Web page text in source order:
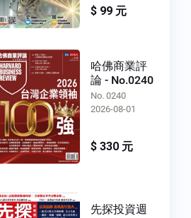
$ 99 元
哈佛商業評
論 - No.0240
No. 0240
2026-08-01
$ 330 元
先探投資週